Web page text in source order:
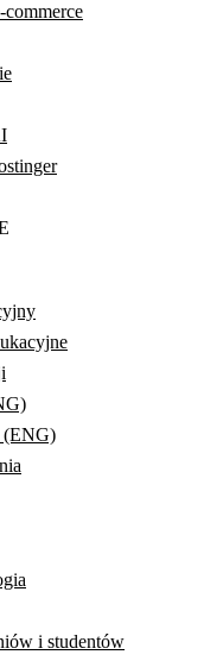
commerce
(ENG)
i studentów